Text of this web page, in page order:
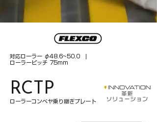
対応ローラー φ48.6~50.0 |
ローラーピッチ 75mm
RCTP
ローラーコンベヤ乗り継ぎプレート